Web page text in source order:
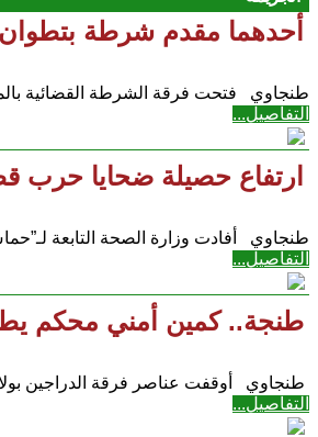
أحدهما مقدم شرطة
طنجاوي فتحت فرقة الشرطة القضائية بالمنطقة
التفاصيل...
ارتفاع حصيلة ضحايا حرب قطاع غزة إلى 35173 قتيلا ومسؤول
طنجاوي أفادت وزارة الصحة التابعة
التفاصيل...
طنجة.. كمين أمني محكم يطيح بشخص نصب على 80
طنجاوي أوقفت عناصر فرقة الدراجين
التفاصيل...